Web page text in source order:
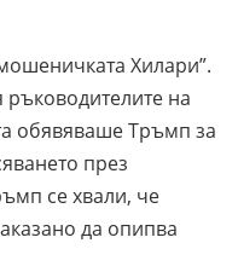
Хилари”.
на
обявяваше Тръмп за
през
се хвали, че
да опипва